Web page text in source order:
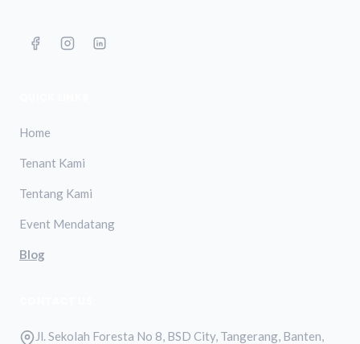
Home
Tenant Kami
Tentang Kami
Event Mendatang
Blog
Jl. Sekolah Foresta No 8, BSD City, Tangerang, Banten,